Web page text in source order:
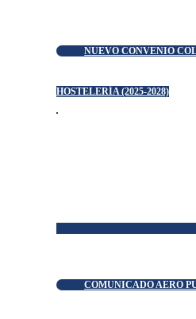
NUEVO CONVENIO
HOSTELERÍA (2025-2028)
COMUNICADO AERO